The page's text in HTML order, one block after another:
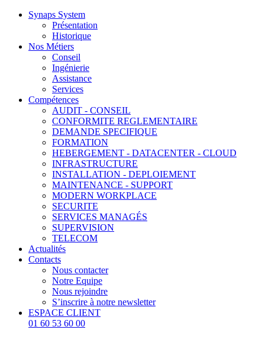
Synaps System
Présentation
Historique
Nos Métiers
Conseil
Ingénierie
Assistance
Services
Compétences
AUDIT - CONSEIL
CONFORMITE REGLEMENTAIRE
DEMANDE SPECIFIQUE
FORMATION
HEBERGEMENT - DATACENTER - CLOUD
INFRASTRUCTURE
INSTALLATION - DEPLOIEMENT
MAINTENANCE - SUPPORT
MODERN WORKPLACE
SECURITE
SERVICES MANAGÉS
SUPERVISION
TELECOM
Actualités
Contacts
Nous contacter
Notre Equipe
Nous rejoindre
S’inscrire à notre newsletter
ESPACE CLIENT
01 60 53 60 00